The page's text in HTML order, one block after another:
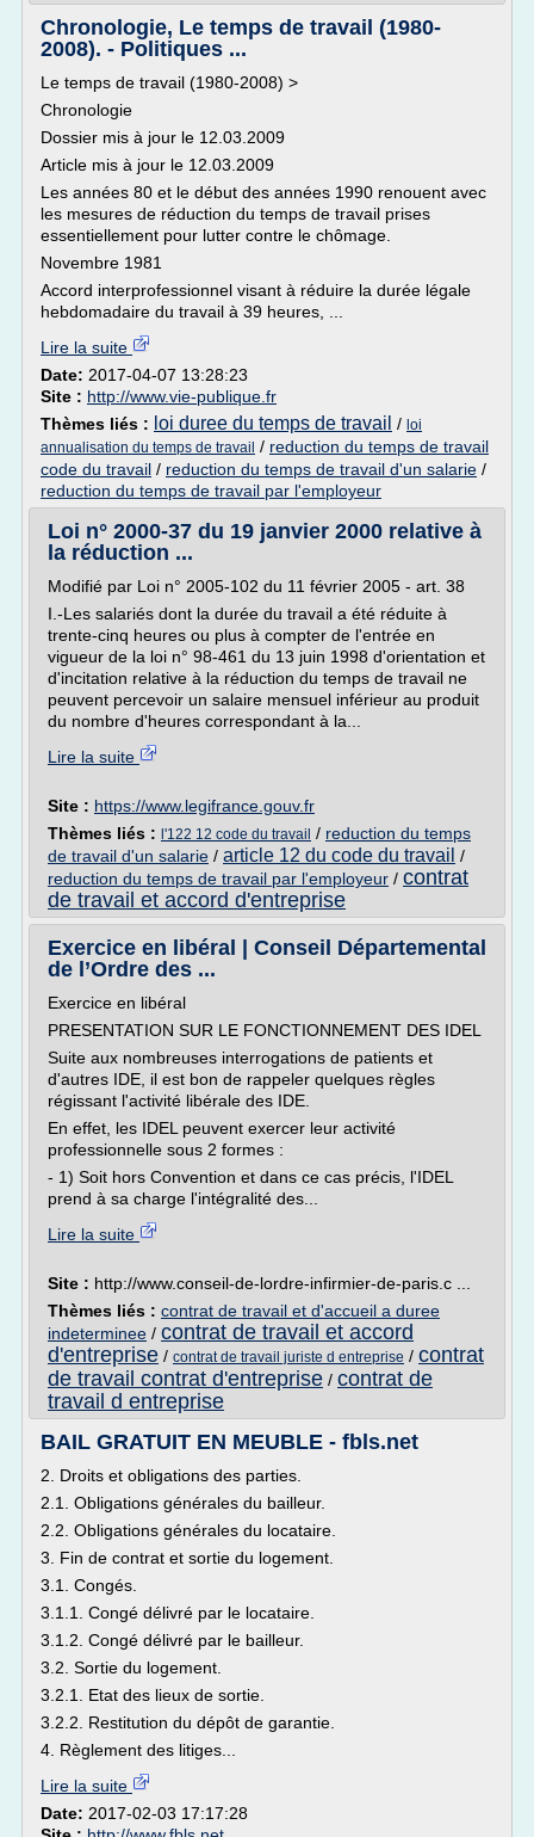
Chronologie, Le temps de travail (1980-
2008). - Politiques ...
Le temps de travail (1980-2008) >
Chronologie
Dossier mis à jour le 12.03.2009
Article mis à jour le 12.03.2009
Les années 80 et le début des années 1990 renouent avec
les mesures de réduction du temps de travail prises
essentiellement pour lutter contre le chômage.
Novembre 1981
Accord interprofessionnel visant à réduire la durée légale
hebdomadaire du travail à 39 heures, ...
Lire la suite
Date: 2017-04-07 13:28:23
Site : http://www.vie-publique.fr
Thèmes liés : loi duree du temps de travail / loi
annualisation du temps de travail / reduction du temps de travail
code du travail / reduction du temps de travail d'un salarie /
reduction du temps de travail par l'employeur
Loi n° 2000-37 du 19 janvier 2000 relative à
la réduction ...
Modifié par Loi n° 2005-102 du 11 février 2005 - art. 38
I.-Les salariés dont la durée du travail a été réduite à
trente-cinq heures ou plus à compter de l'entrée en
vigueur de la loi n° 98-461 du 13 juin 1998 d'orientation et
d'incitation relative à la réduction du temps de travail ne
peuvent percevoir un salaire mensuel inférieur au produit
du nombre d'heures correspondant à la...
Lire la suite
Site : https://www.legifrance.gouv.fr
Thèmes liés : l'122 12 code du travail / reduction du temps
de travail d'un salarie / article 12 du code du travail /
reduction du temps de travail par l'employeur / contrat
de travail et accord d'entreprise
Exercice en libéral | Conseil Départemental
de l’Ordre des ...
Exercice en libéral
PRESENTATION SUR LE FONCTIONNEMENT DES IDEL
Suite aux nombreuses interrogations de patients et
d'autres IDE, il est bon de rappeler quelques règles
régissant l'activité libérale des IDE.
En effet, les IDEL peuvent exercer leur activité
professionnelle sous 2 formes :
- 1) Soit hors Convention et dans ce cas précis, l'IDEL
prend à sa charge l'intégralité des...
Lire la suite
Site : http://www.conseil-de-lordre-infirmier-de-paris.c ...
Thèmes liés : contrat de travail et d'accueil a duree
indeterminee / contrat de travail et accord
d'entreprise / contrat de travail juriste d entreprise / contrat
de travail contrat d'entreprise / contrat de
travail d entreprise
BAIL GRATUIT EN MEUBLE - fbls.net
2. Droits et obligations des parties.
2.1. Obligations générales du bailleur.
2.2. Obligations générales du locataire.
3. Fin de contrat et sortie du logement.
3.1. Congés.
3.1.1. Congé délivré par le locataire.
3.1.2. Congé délivré par le bailleur.
3.2. Sortie du logement.
3.2.1. Etat des lieux de sortie.
3.2.2. Restitution du dépôt de garantie.
4. Règlement des litiges...
Lire la suite
Date: 2017-02-03 17:17:28